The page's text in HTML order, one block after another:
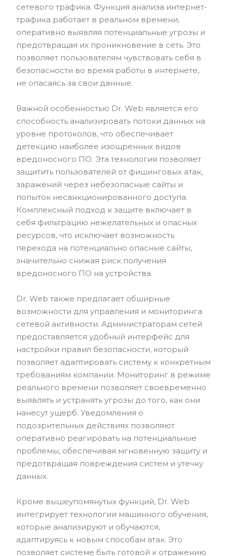
сетевого трафика. Функция анализа интернет-
трафика работает в реальном времени,
оперативно выявляя потенциальные угрозы и
предотвращая их проникновение в сеть. Это
позволяет пользователям чувствовать себя в
безопасности во время работы в интернете,
не опасаясь за свои данные.
Важной особенностью Dr. Web является его
способность анализировать потоки данных на
уровне протоколов, что обеспечивает
детекцию наиболее изощренных видов
вредоносного ПО. Эта технология позволяет
защитить пользователей от фишинговых атак,
заражений через небезопасные сайты и
попыток несанкционированного доступа.
Комплексный подход к защите включает в
себя фильтрацию нежелательных и опасных
ресурсов, что исключает возможность
перехода на потенциально опасные сайты,
значительно снижая риск получения
вредоносного ПО на устройства.
Dr. Web также предлагает обширные
возможности для управления и мониторинга
сетевой активности. Администраторам сетей
предоставляется удобный интерфейс для
настройки правил безопасности, который
позволяет адаптировать систему к конкретным
требованиям компании. Мониторинг в режиме
реального времени позволяет своевременно
выявлять и устранять угрозы до того, как они
нанесут ущерб. Уведомления о
подозрительных действиях позволяют
оперативно реагировать на потенциальные
проблемы, обеспечивая мгновенную защиту и
предотвращая повреждения систем и утечку
данных.
Кроме вышеупомянутых функций, Dr. Web
интегрирует технологии машинного обучения,
которые анализируют и обучаются,
адаптируясь к новым способам атак. Это
позволяет системе быть готовой к отражению